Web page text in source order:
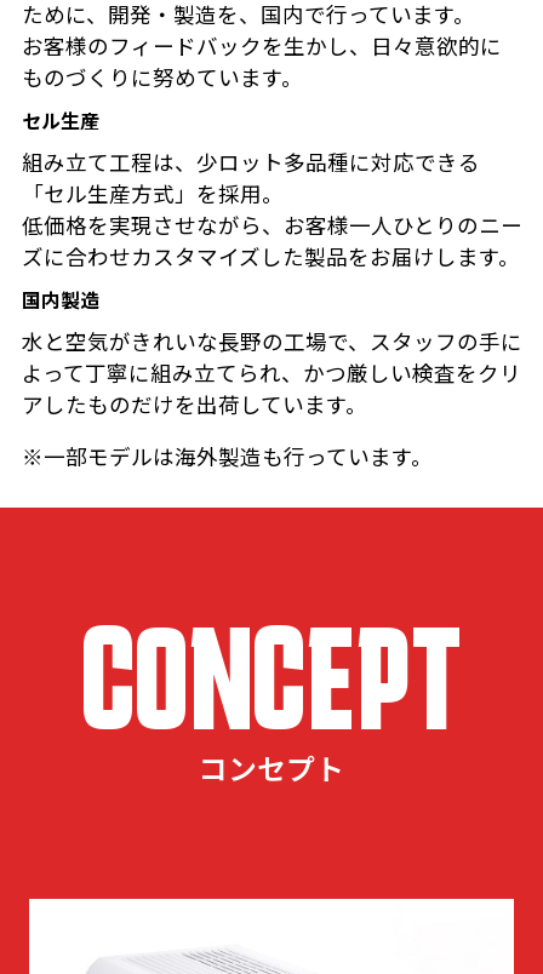
ために、開発・製造を、国内で行っています。
お客様のフィードバックを生かし、日々意欲的に
ものづくりに努めています。
セル生産
組み立て工程は、少ロット多品種に対応できる
「セル生産方式」を採用。
低価格を実現させながら、お客様一人ひとりのニー
ズに合わせカスタマイズした製品をお届けします。
国内製造
水と空気がきれいな長野の工場で、スタッフの手に
よって丁寧に組み立てられ、かつ厳しい検査をクリ
アしたものだけを出荷しています。
※一部モデルは海外製造も行っています。
CONCEPT
コンセプト